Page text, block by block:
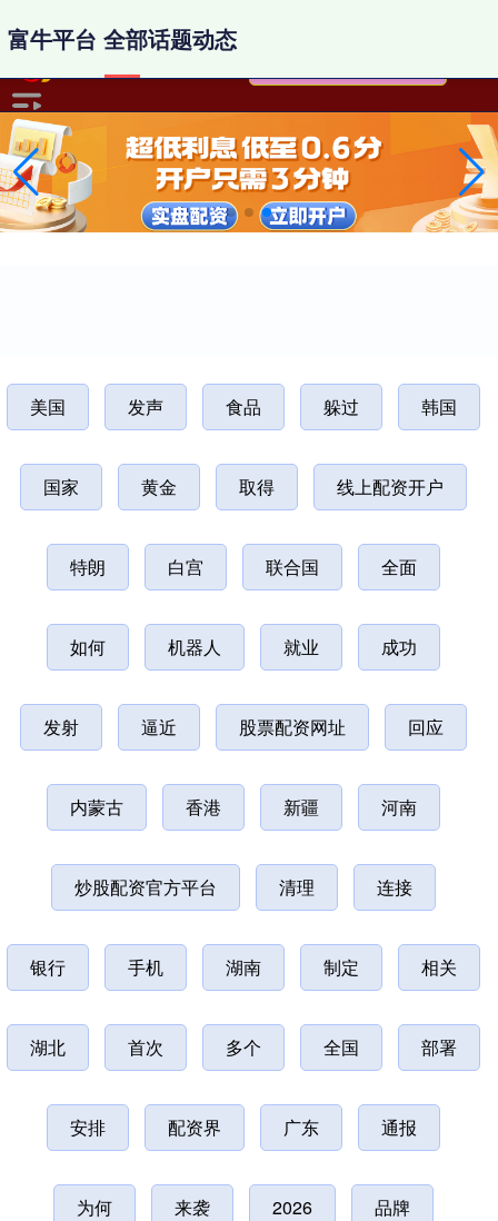
富牛平台 全部话题动态
美国 发声 食品 躲过 韩国
国家 黄金 取得 线上配资开户
特朗 白宫 联合国 全面
如何 机器人 就业 成功
发射 逼近 股票配资网址 回应
内蒙古 香港 新疆 河南
炒股配资官方平台 清理 连接
银行 手机 湖南 制定 相关
湖北 首次 多个 全国 部署
安排 配资界 广东 通报
为何 来袭 2026 品牌